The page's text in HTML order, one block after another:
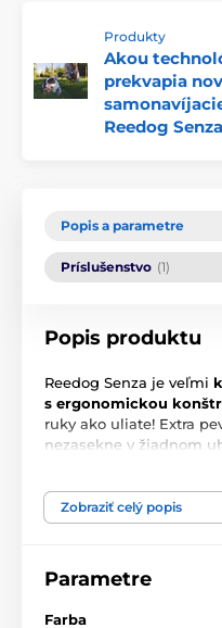
Produkty
Akou
prekvapia
Reedog
Popis a parametre
Príslušenstvo (1)
Popis produktu
Reedog Senza je veľmi
s ergonomickou
ruky ako uliate! Extra
nezasekne v žiadnom
zaručí pohodlné a
aj spoľahlivú kontrolu.
len pri prechádzke.
Zobraziť celý popis
Parametre
Farba